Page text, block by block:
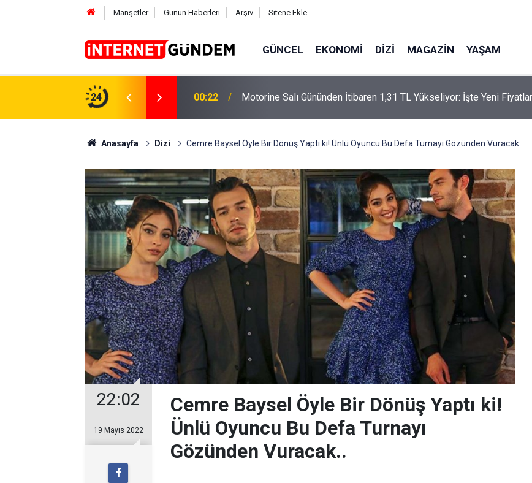
Manşetler Günün Haberleri Arşiv Sitene Ekle
GÜNCEL EKONOMI DIZI MAGAZIN YAŞAM
24
TL Yükseliyor: İşte Yeni Fiyatlar.. 15:58
Neşet Ertaş’a “Bozkırın Tezenesi” Lakabını Kim Verdi? Beyaz’la Joker
Sorusunun Cevabı Merak Edildi
Anasayfa Dizi Cemre Baysel Öyle Bir Dönüş Yaptı ki! Ünlü Oyuncu Bu Defa Turnayı Gözünden Vuracak..
22:02
19 Mayıs 2022
Cemre Baysel Öyle Bir Dönüş Yaptı ki!
Ünlü Oyuncu Bu Defa Turnayı
Gözünden Vuracak..